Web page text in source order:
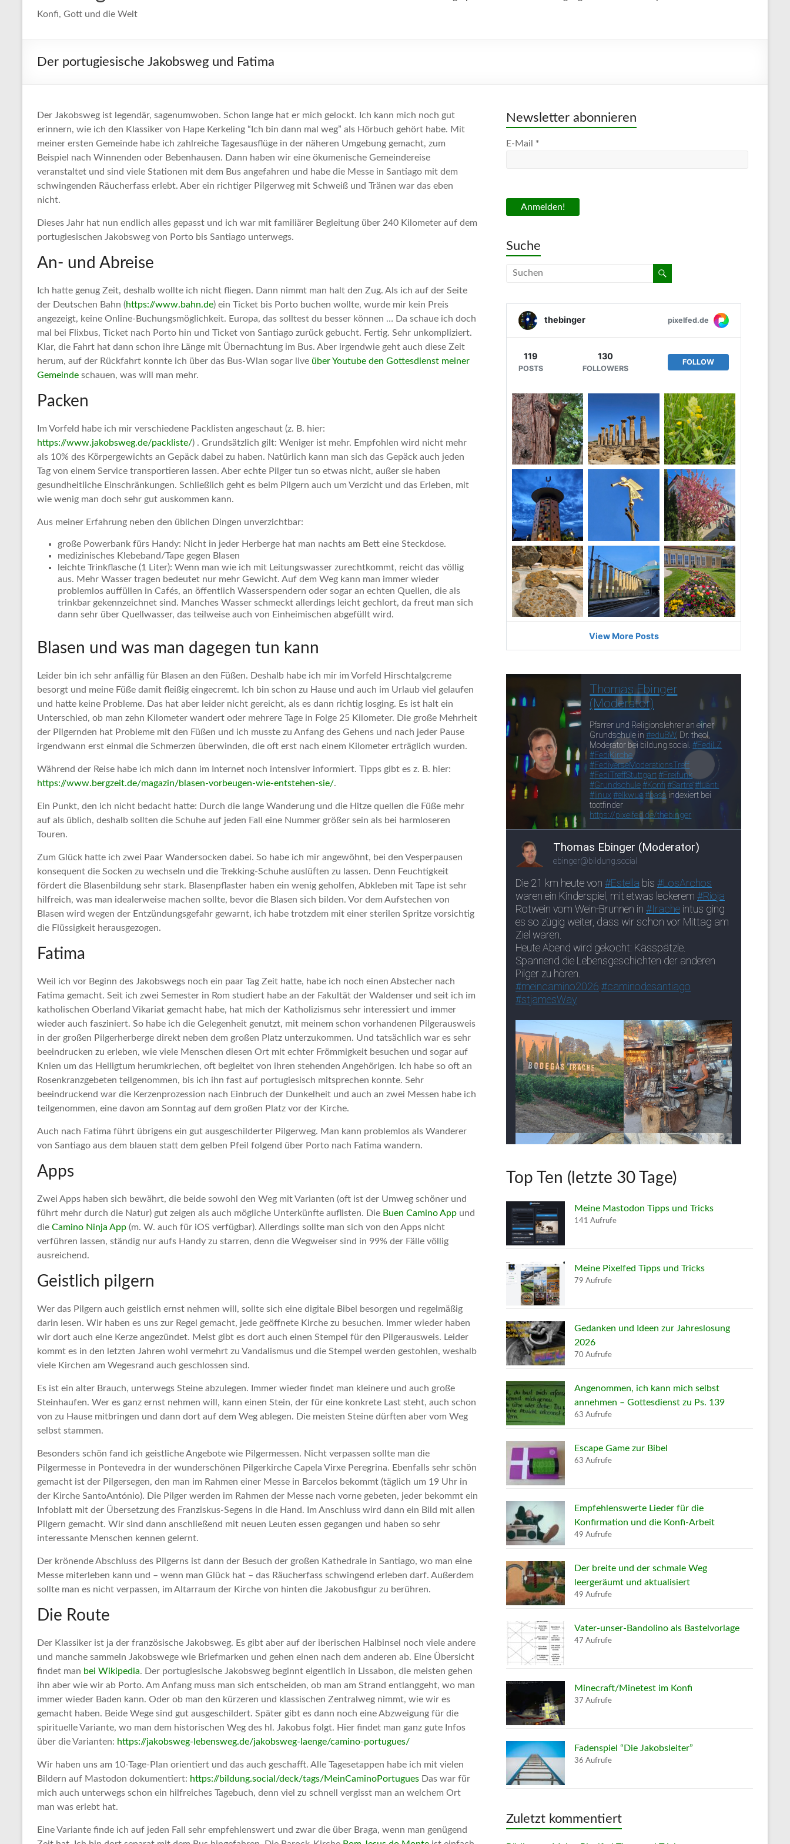
Konfi, Gott und die Welt
Der portugiesische Jakobsweg und Fatima
Der Jakobsweg ist legendär, sagenumwoben. Schon lange hat er mich gelockt. Ich kann mich noch gut
erinnern, wie ich den Klassiker von Hape Kerkeling “Ich bin dann mal weg” als Hörbuch gehört habe. Mit
meiner ersten Gemeinde habe ich zahlreiche Tagesausflüge in der näheren Umgebung gemacht, zum
Beispiel nach Winnenden oder Bebenhausen. Dann haben wir eine ökumenische Gemeindereise
veranstaltet und sind viele Stationen mit dem Bus angefahren und habe die Messe in Santiago mit dem
schwingenden Räucherfass erlebt. Aber ein richtiger Pilgerweg mit Schweiß und Tränen war das eben
nicht.
Dieses Jahr hat nun endlich alles gepasst und ich war mit familiärer Begleitung über 240 Kilometer auf dem
portugiesischen Jakobsweg von Porto bis Santiago unterwegs.
An- und Abreise
Ich hatte genug Zeit, deshalb wollte ich nicht fliegen. Dann nimmt man halt den Zug. Als ich auf der Seite
der Deutschen Bahn (https://www.bahn.de) ein Ticket bis Porto buchen wollte, wurde mir kein Preis
angezeigt, keine Online-Buchungsmöglichkeit. Europa, das solltest du besser können … Da schaue ich doch
mal bei Flixbus, Ticket nach Porto hin und Ticket von Santiago zurück gebucht. Fertig. Sehr unkompliziert.
Klar, die Fahrt hat dann schon ihre Länge mit Übernachtung im Bus. Aber irgendwie geht auch diese Zeit
herum, auf der Rückfahrt konnte ich über das Bus-Wlan sogar live über Youtube den Gottesdienst meiner
Gemeinde schauen, was will man mehr.
Packen
Im Vorfeld habe ich mir verschiedene Packlisten angeschaut (z. B. hier:
https://www.jakobsweg.de/packliste/) . Grundsätzlich gilt: Weniger ist mehr. Empfohlen wird nicht mehr
als 10% des Körpergewichts an Gepäck dabei zu haben. Natürlich kann man sich das Gepäck auch jeden
Tag von einem Service transportieren lassen. Aber echte Pilger tun so etwas nicht, außer sie haben
gesundheitliche Einschränkungen. Schließlich geht es beim Pilgern auch um Verzicht und das Erleben, mit
wie wenig man doch sehr gut auskommen kann.
Aus meiner Erfahrung neben den üblichen Dingen unverzichtbar:
große Powerbank fürs Handy: Nicht in jeder Herberge hat man nachts am Bett eine Steckdose.
medizinisches Klebeband/Tape gegen Blasen
leichte Trinkflasche (1 Liter): Wenn man wie ich mit Leitungswasser zurechtkommt, reicht das völlig
aus. Mehr Wasser tragen bedeutet nur mehr Gewicht. Auf dem Weg kann man immer wieder
problemlos auffüllen in Cafés, an öffentlich Wasserspendern oder sogar an echten Quellen, die als
trinkbar gekennzeichnet sind. Manches Wasser schmeckt allerdings leicht gechlort, da freut man sich
dann sehr über Quellwasser, das teilweise auch von Einheimischen abgefüllt wird.
Blasen und was man dagegen tun kann
Leider bin ich sehr anfällig für Blasen an den Füßen. Deshalb habe ich mir im Vorfeld Hirschtalgcreme
besorgt und meine Füße damit fleißig eingecremt. Ich bin schon zu Hause und auch im Urlaub viel gelaufen
und hatte keine Probleme. Das hat aber leider nicht gereicht, als es dann richtig losging. Es ist halt ein
Unterschied, ob man zehn Kilometer wandert oder mehrere Tage in Folge 25 Kilometer. Die große Mehrheit
der Pilgernden hat Probleme mit den Füßen und ich musste zu Anfang des Gehens und nach jeder Pause
irgendwann erst einmal die Schmerzen überwinden, die oft erst nach einem Kilometer erträglich wurden.
Während der Reise habe ich mich dann im Internet noch intensiver informiert. Tipps gibt es z. B. hier:
https://www.bergzeit.de/magazin/blasen-vorbeugen-wie-entstehen-sie/.
Ein Punkt, den ich nicht bedacht hatte: Durch die lange Wanderung und die Hitze quellen die Füße mehr
auf als üblich, deshalb sollten die Schuhe auf jeden Fall eine Nummer größer sein als bei harmloseren
Touren.
Zum Glück hatte ich zwei Paar Wandersocken dabei. So habe ich mir angewöhnt, bei den Vesperpausen
konsequent die Socken zu wechseln und die Trekking-Schuhe auslüften zu lassen. Denn Feuchtigkeit
fördert die Blasenbildung sehr stark. Blasenpflaster haben ein wenig geholfen, Abkleben mit Tape ist sehr
hilfreich, was man idealerweise machen sollte, bevor die Blasen sich bilden. Vor dem Aufstechen von
Blasen wird wegen der Entzündungsgefahr gewarnt, ich habe trotzdem mit einer sterilen Spritze vorsichtig
die Flüssigkeit herausgezogen.
Fatima
Weil ich vor Beginn des Jakobswegs noch ein paar Tag Zeit hatte, habe ich noch einen Abstecher nach
Fatima gemacht. Seit ich zwei Semester in Rom studiert habe an der Fakultät der Waldenser und seit ich im
katholischen Oberland Vikariat gemacht habe, hat mich der Katholizismus sehr interessiert und immer
wieder auch fasziniert. So habe ich die Gelegenheit genutzt, mit meinem schon vorhandenen Pilgerausweis
in der großen Pilgerherberge direkt neben dem großen Platz unterzukommen. Und tatsächlich war es sehr
beeindrucken zu erleben, wie viele Menschen diesen Ort mit echter Frömmigkeit besuchen und sogar auf
Knien um das Heiligtum herumkriechen, oft begleitet von ihren stehenden Angehörigen. Ich habe so oft an
Rosenkranzgebeten teilgenommen, bis ich ihn fast auf portugiesisch mitsprechen konnte. Sehr
beeindruckend war die Kerzenprozession nach Einbruch der Dunkelheit und auch an zwei Messen habe ich
teilgenommen, eine davon am Sonntag auf dem großen Platz vor der Kirche.
Auch nach Fatima führt übrigens ein gut ausgeschilderter Pilgerweg. Man kann problemlos als Wanderer
von Santiago aus dem blauen statt dem gelben Pfeil folgend über Porto nach Fatima wandern.
Apps
Zwei Apps haben sich bewährt, die beide sowohl den Weg mit Varianten (oft ist der Umweg schöner und
führt mehr durch die Natur) gut zeigen als auch mögliche Unterkünfte auflisten. Die Buen Camino App und
die Camino Ninja App (m. W. auch für iOS verfügbar). Allerdings sollte man sich von den Apps nicht
verführen lassen, ständig nur aufs Handy zu starren, denn die Wegweiser sind in 99% der Fälle völlig
ausreichend.
Geistlich pilgern
Wer das Pilgern auch geistlich ernst nehmen will, sollte sich eine digitale Bibel besorgen und regelmäßig
darin lesen. Wir haben es uns zur Regel gemacht, jede geöffnete Kirche zu besuchen. Immer wieder haben
wir dort auch eine Kerze angezündet. Meist gibt es dort auch einen Stempel für den Pilgerausweis. Leider
kommt es in den letzten Jahren wohl vermehrt zu Vandalismus und die Stempel werden gestohlen, weshalb
viele Kirchen am Wegesrand auch geschlossen sind.
Es ist ein alter Brauch, unterwegs Steine abzulegen. Immer wieder findet man kleinere und auch große
Steinhaufen. Wer es ganz ernst nehmen will, kann einen Stein, der für eine konkrete Last steht, auch schon
von zu Hause mitbringen und dann dort auf dem Weg ablegen. Die meisten Steine dürften aber vom Weg
selbst stammen.
Besonders schön fand ich geistliche Angebote wie Pilgermessen. Nicht verpassen sollte man die
Pilgermesse in Pontevedra in der wunderschönen Pilgerkirche Capela Virxe Peregrina. Ebenfalls sehr schön
gemacht ist der Pilgersegen, den man im Rahmen einer Messe in Barcelos bekommt (täglich um 19 Uhr in
der Kirche SantoAntónio). Die Pilger werden im Rahmen der Messe nach vorne gebeten, jeder bekommt ein
Infoblatt mit der Übersetzung des Franziskus-Segens in die Hand. Im Anschluss wird dann ein Bild mit allen
Pilgern gemacht. Wir sind dann anschließend mit neuen Leuten essen gegangen und haben so sehr
interessante Menschen kennen gelernt.
Der krönende Abschluss des Pilgerns ist dann der Besuch der großen Kathedrale in Santiago, wo man eine
Messe miterleben kann und – wenn man Glück hat – das Räucherfass schwingend erleben darf. Außerdem
sollte man es nicht verpassen, im Altarraum der Kirche von hinten die Jakobusfigur zu berühren.
Die Route
Der Klassiker ist ja der französische Jakobsweg. Es gibt aber auf der iberischen Halbinsel noch viele andere
und manche sammeln Jakobswege wie Briefmarken und gehen einen nach dem anderen ab. Eine Übersicht
findet man bei Wikipedia. Der portugiesische Jakobsweg beginnt eigentlich in Lissabon, die meisten gehen
ihn aber wie wir ab Porto. Am Anfang muss man sich entscheiden, ob man am Strand entlanggeht, wo man
immer wieder Baden kann. Oder ob man den kürzeren und klassischen Zentralweg nimmt, wie wir es
gemacht haben. Beide Wege sind gut ausgeschildert. Später gibt es dann noch eine Abzweigung für die
spirituelle Variante, wo man dem historischen Weg des hl. Jakobus folgt. Hier findet man ganz gute Infos
über die Varianten: https://jakobsweg-lebensweg.de/jakobsweg-laenge/camino-portugues/
Wir haben uns am 10-Tage-Plan orientiert und das auch geschafft. Alle Tagesetappen habe ich mit vielen
Bildern auf Mastodon dokumentiert: https://bildung.social/deck/tags/MeinCaminoPortugues Das war für
mich auch unterwegs schon ein hilfreiches Tagebuch, denn viel zu schnell vergisst man an welchem Ort
man was erlebt hat.
Eine Variante finde ich auf jeden Fall sehr empfehlenswert und zwar die über Braga, wenn man genügend
Newsletter abonnieren
E-Mail *
Suche
Top Ten (letzte 30 Tage)
Meine Mastodon Tipps und Tricks
141 Aufrufe
Meine Pixelfed Tipps und Tricks
79 Aufrufe
Gedanken und Ideen zur Jahreslosung
2026
70 Aufrufe
Angenommen, ich kann mich selbst
annehmen – Gottesdienst zu Ps. 139
63 Aufrufe
Escape Game zur Bibel
63 Aufrufe
Empfehlenswerte Lieder für die
Konfirmation und die Konfi-Arbeit
49 Aufrufe
Der breite und der schmale Weg
leergeräumt und aktualisiert
49 Aufrufe
Vater-unser-Bandolino als Bastelvorlage
47 Aufrufe
Minecraft/Minetest im Konfi
37 Aufrufe
Fadenspiel “Die Jakobsleiter”
36 Aufrufe
Zuletzt kommentiert